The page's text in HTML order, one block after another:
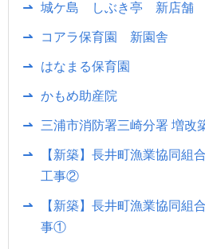
城ケ島 しぶき亭 新店舗
コアラ保育園 新園舎
はなまる保育園
かもめ助産院
三浦市消防署三崎分署 増改
【新築】長井町漁業協同
工事②
【新築】長井町漁業協同組
事①